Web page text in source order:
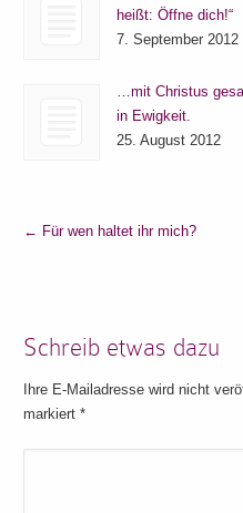
heißt: Öffne dich!“
7. September 2012
…mit Christus
in Ewigkeit.
25. August 2012
← Für wen haltet ihr mich?
Schreib etwas dazu
Ihre E-Mailadresse wird nicht
markiert*